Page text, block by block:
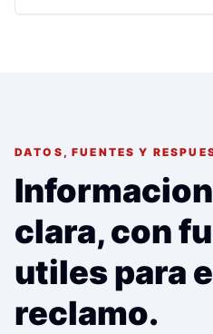
DATOS, FUENTES Y
clara, con
utiles para
reclamo.